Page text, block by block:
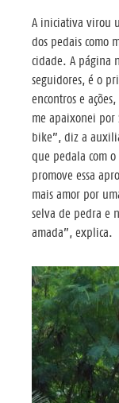
A iniciativa virou
dos pedais como
cidade. A página
seguidores, é o
encontros e
me apaixonei por
bike”, diz a
que pedala com
promove essa
mais amor por
selva de pedra e
amada”, explica.